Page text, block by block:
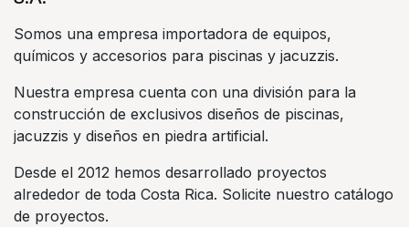
Somos una empresa importadora de equipos,
químicos y accesorios para piscinas y jacuzzis.
Nuestra empresa cuenta con una división para la
construcción de exclusivos diseños de piscinas,
jacuzzis y diseños en piedra artificial.
Desde el 2012 hemos desarrollado proyectos
alrededor de toda Costa Rica. Solicite nuestro catálogo
de proyectos.